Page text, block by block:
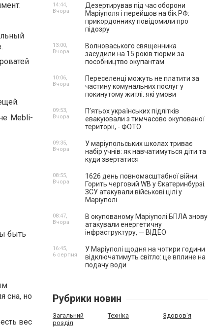
Mebli-
быть
сна, но
вес
Дезертирував під час оборони
Маріуполя і перейшов на бік РФ:
прикордоннику повідомили про
підозру
14:44,
Вчора
Волноваського священника
засудили на 15 років тюрми за
пособництво окупантам
13:00,
Вчора
Переселенці можуть не платити за
частину комунальних послуг у
покинутому житлі: які умови
10:06,
Вчора
П’ятьох українських підлітків
евакуювали з тимчасово окупованої
території, - ФОТО
09:53,
Вчора
У маріупольських школах триває
набір учнів: як навчатимуться діти та
куди звертатися
09:35,
Вчора
1626 день повномасштабної війни.
Горить черговий WB у Єкатеринбурзі.
ЗСУ атакували військові цілі у
Маріуполі
08:55,
Вчора
В окупованому Маріуполі БПЛА знову
атакували енергетичну
інфраструктуру, — ВІДЕО
08:47,
Вчора
У Маріуполі щодня на чотири години
відключатимуть світло: це вплине на
подачу води
16:45,
6 серпня
Рубрики новин
Загальний
розділ
Техніка Здоров'я